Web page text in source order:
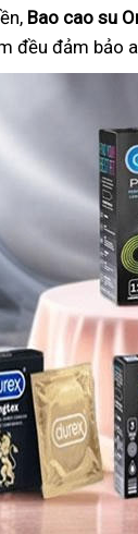
Bao cao su
đều đảm